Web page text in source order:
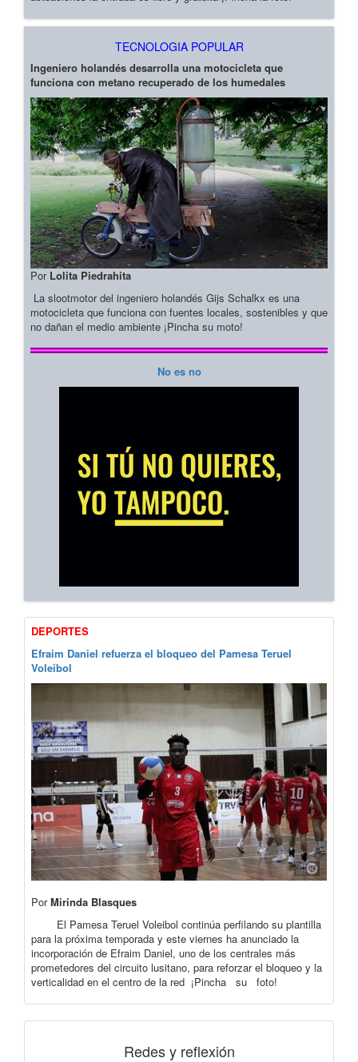
TECNOLOGIA POPULAR
Ingeniero holandés desarrolla una motocicleta que
funciona con metano recuperado de los humedales
Por Lolita Piedrahita
La slootmotor del ingeniero holandés Gijs Schalkx es una
motocicleta que funciona con fuentes locales, sostenibles y que
no dañan el medio ambiente ¡Pincha su moto!
No es no
DEPORTES
Efraim Daniel refuerza el bloqueo del Pamesa Teruel
Voleibol
PorMirinda Blasques
El Pamesa Teruel Voleibol continúa perfilando su plantilla
para la próxima temporada y este viernes ha anunciado la
incorporación de Efraim Daniel, uno de los centrales más
prometedores del circuito lusitano, para reforzar el bloqueo y la
verticalidad en el centro de la red ¡Pincha su foto!
Redes y reflexión